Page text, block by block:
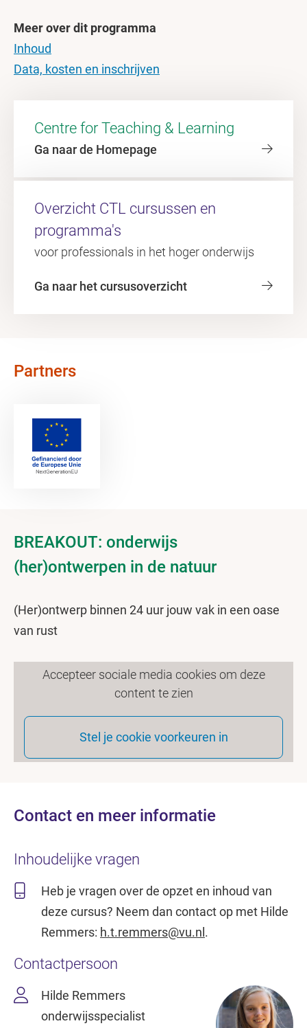
Meer over dit programma
Inhoud
Data, kosten en inschrijven
Centre for Teaching & Learning
Ga naar de Homepage
Overzicht CTL cursussen en
programma's
voor professionals in het hoger onderwijs
Ga naar het cursusoverzicht
Partners
BREAKOUT: onderwijs
(her)ontwerpen in de natuur
(Her)ontwerp binnen 24 uur jouw vak in een oase
van rust
Accepteer sociale media cookies om deze
content te zien
Stel je cookie voorkeuren in
Contact en meer informatie
Inhoudelijke vragen
Heb je vragen over de opzet en inhoud van
deze cursus? Neem dan contact op met Hilde
Remmers: h.t.remmers@vu.nl .
Contactpersoon
Hilde Remmers
onderwijsspecialist